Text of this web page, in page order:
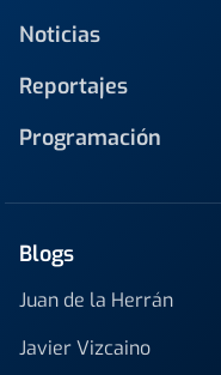
Noticias
Reportajes
Programación
Blogs
Juan de la Herrán
Javier Vizcaino